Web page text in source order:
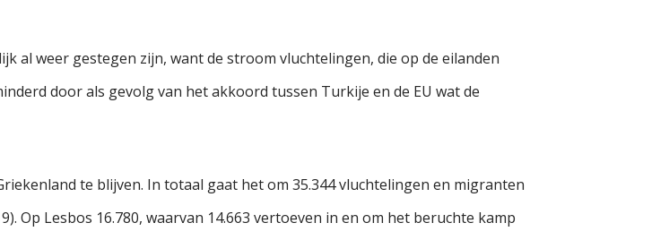
al weer gestegen zijn, want de stroom vluchtelingen, die op de eilanden
door als gevolg van het akkoord tussen Turkije en de EU wat de
te blijven. In totaal gaat het om 35.344 vluchtelingen en migranten
Op Lesbos 16.780, waarvan 14.663 vertoeven in en om het beruchte kamp